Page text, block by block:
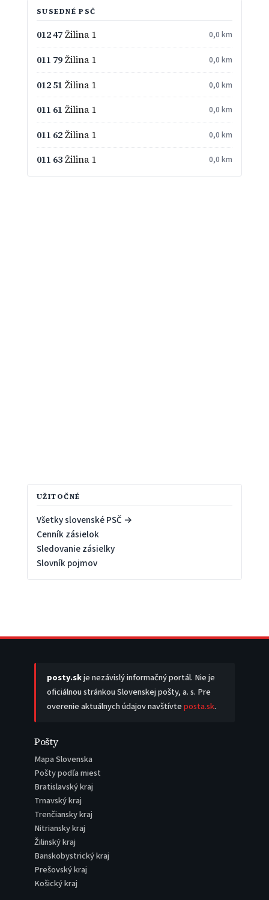
SUSEDNÉ PSČ
012 47Žilina 1 0,0 km
011 79Žilina 1 0,0 km
012 51 Žilina 1 0,0 km
011 61 Žilina 1 0,0 km
011 62Žilina 1 0,0 km
011 63Žilina 1 0,0 km
UŽITOČNÉ
Všetky slovenské PSČ →
Cenník zásielok
Sledovanie zásielky
Slovník pojmov
posty.skje nezávislý informačný portál. Nie je
oficiálnou stránkou Slovenskej pošty, a. s. Pre
overenie aktuálnych údajov navštívteposta.sk.
Pošty
Mapa Slovenska
Pošty podľa miest
Bratislavský kraj
Trnavský kraj
Trenčiansky kraj
Nitriansky kraj
Žilinský kraj
Banskobystrický kraj
Prešovský kraj
Košický kraj